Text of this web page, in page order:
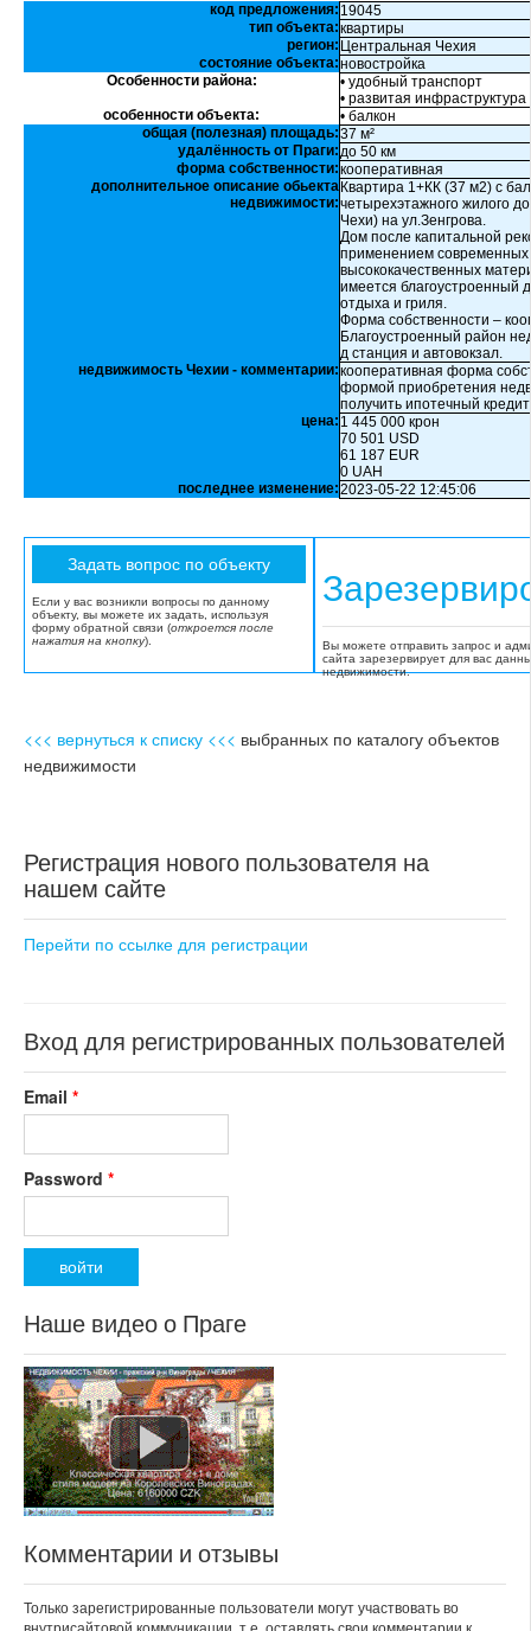
код предложения: 19045
тип объекта:квартиры
регион: Центральная Чехия
состояние объекта:новостройка
Особенности района:
• удобный транспорт
• развитая инфраструктура
особенности объекта:
• балкон
общая (полезная) площадь:37 м²
удалённость от Праги:до 50 км
форма собственности:кооперативная
дополнительное описание обьекта
недвижимости:
Квартира 1+КК (37 м2) с
четырехэтажного жилого
Чехи) на ул.Зенгрова.
Дом после капитальной
применением современных
высококачественных
имеется благоустроенный
отдыха и гриля.
Форма собственности –
Благоустроенный район
д станция и автовокзал.
недвижимость Чехии - комментарии:кооперативная форма
формой приобретения
получить ипотечный кредит
цена: 1 445 000 крон
70 501 USD
61 187 EUR
0 UAH
последнее изменение:2023-05-22 12:45:06
Если у вас возникли вопросы по данному
объекту, вы можете их задать, используя
форму обратной связи (откроется после
нажатия на кнопку).
Вы можете отправить запрос и
сайта зарезервирует для вас
недвижимости.
<<< вернуться к списку <<< выбранных по каталогу объектов
недвижимости
Регистрация нового пользователя на
нашем сайте
Перейти по ссылке для регистрации
Вход для регистрированных пользователей
Email *
Password *
Наше видео о Праге
Комментарии и отзывы
Только зарегистрированные пользователи могут участвовать во
внутрисайтовой коммуникации, т.е. оставлять свои комментарии к